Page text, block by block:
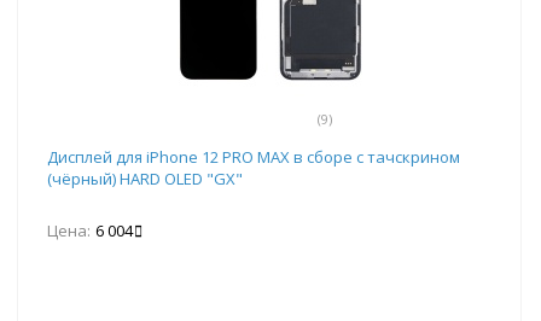
(9)
Дисплей для iPhone 12 PRO MAX в сборе с тачскрином
(чёрный) HARD OLED "GX"
Цена: 6 004